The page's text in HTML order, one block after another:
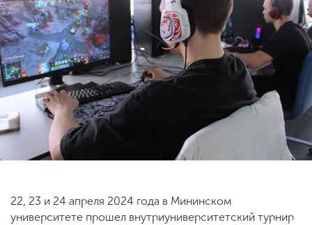
Студенческая жизнь
Сведения об
образовательной
организации
22, 23 и 24 апреля 2024 года в Мининском
университете прошел внутриуниверситетский турнир